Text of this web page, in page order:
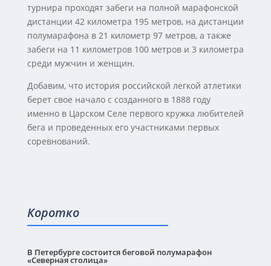
турнира проходят забеги на полной марафонской
дистанции 42 километра 195 метров, на дистанции
полумарафона в 21 километр 97 метров, а также
забеги на 11 километров 100 метров и 3 километра
среди мужчин и женщин.
Добавим, что история российской легкой атлетики
берет свое начало с созданного в 1888 году
именно в Царском Селе первого кружка любителей
бега и проведенных его участниками первых
соревнований.
Коротко
В Петербурге состоится беговой полумарафон
«Северная столица»